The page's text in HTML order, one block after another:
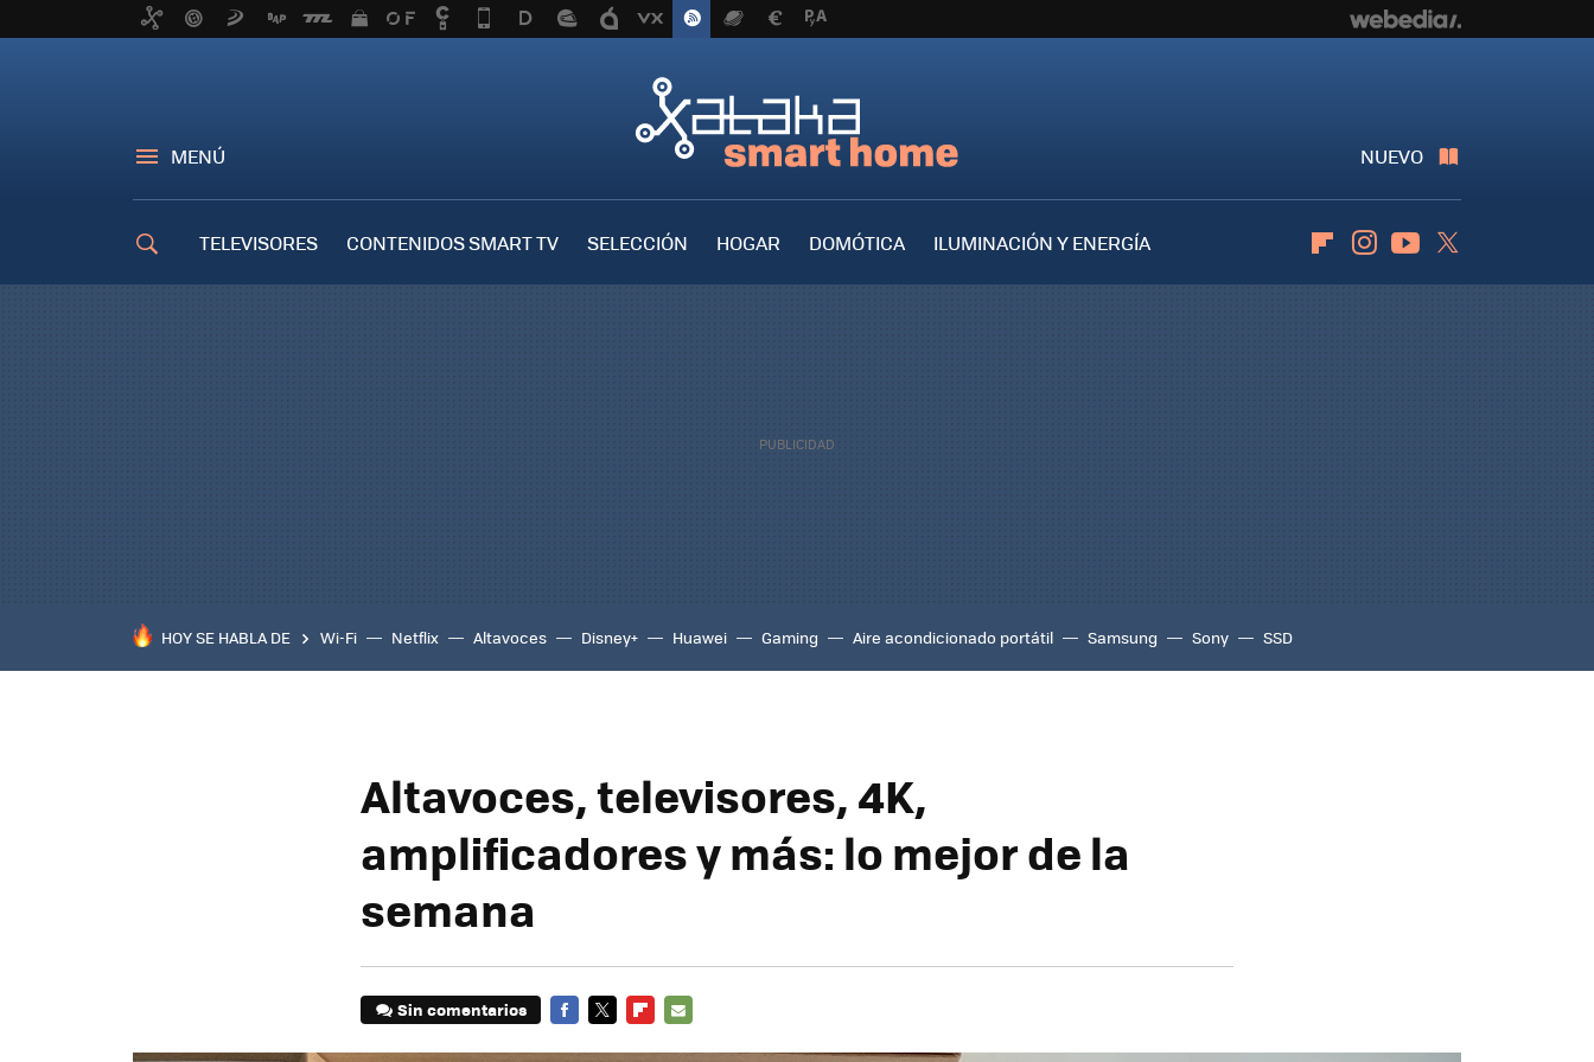
MENÚ NUEVO
TELEVISORES CONTENIDOS SMART TV SELECCIÓN HOGAR DOMÓTICA
ILUMINACIÓN Y ENERGÍA
FlipboardInstagramYoutube
HOY SE HABLA DE Wi-Fi Netflix Altavoces Disney+ Huawei Gaming Aire acondicionado portátil Samsung Sony SSD
Altavoces, televisores, 4K,
amplificadores y más: lo mejor de la
semana
Sin comentarios